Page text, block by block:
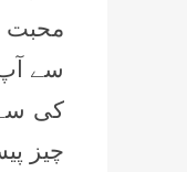
محبت
سے آپ
کی
چیز